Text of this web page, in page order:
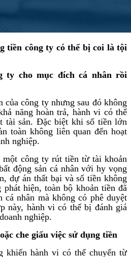
tiền công ty có thể bị coi là tội
ty cho mục đích cá nhân rồi
của công ty nhưng sau đó không
năng hoàn trả, hành vi có thể
tài sản. Đặc biệt khi số tiền lớn
toàn không liên quan đến hoạt
nghiệp.
công ty rút tiền từ tài khoản
động sản cá nhân với hy vọng
dự án thất bại và số tiền không
hiện, toàn bộ khoản tiền đã
nhân mà không có phê duyệt
này, hành vi có thể bị đánh giá
nghiệp.
che giấu việc sử dụng tiền
khiến hành vi có thể chuyển từ